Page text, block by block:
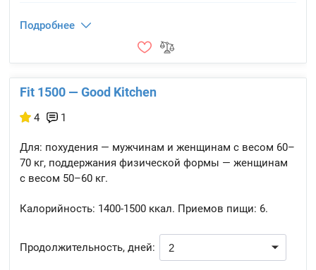
Подробнее
Fit 1500 — Good Kitchen
4 1
Для: похудения — мужчинам и женщинам с весом 60–
70 кг, поддержания физической формы — женщинам
с весом 50–60 кг.
Калорийность: 1400-1500 ккал. Приемов пищи: 6.
Продолжительность, дней: